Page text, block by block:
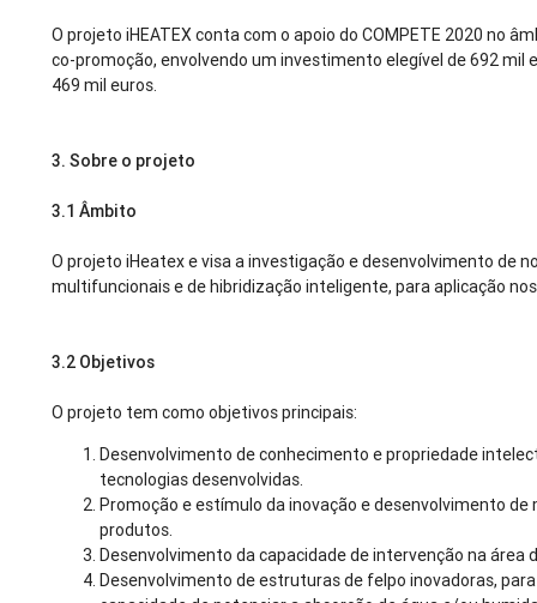
O projeto iHEATEX conta com o apoio do COMPETE 2020 no
co-promoção, envolvendo um investimento elegível de 692 mil
469 mil euros.
3. Sobre o projeto
3.1 Âmbito
O projeto iHeatex e visa a investigação e desenvolvimento de
multifuncionais e de hibridização inteligente, para aplicação
3.2 Objetivos
O projeto tem como objetivos principais:
Desenvolvimento de conhecimento e propriedade
tecnologias desenvolvidas.
Promoção e estímulo da inovação e desenvolvimento
produtos.
Desenvolvimento da capacidade de intervenção na área
Desenvolvimento de estruturas de felpo inovadoras,